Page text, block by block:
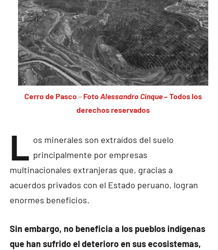
Cerro de Pasco– FotoAlessandro Cinque– Todos los
derechos reservados
L os minerales son extraídos del suelo
principalmente por empresas
multinacionales extranjeras que, gracias a
acuerdos privados con el Estado peruano, logran
enormes beneficios.
Sin embargo, no beneficia a los pueblos indígenas
que han sufrido el deterioro en sus ecosistemas,